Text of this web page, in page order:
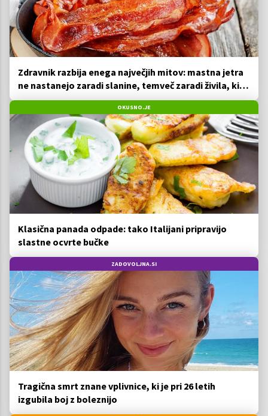
Zdravnik razbija enega največjih mitov: mastna jetra
ne nastanejo zaradi slanine, temveč zaradi živila, ki
ga imamo vsi radi
OKUSNO.JE
Klasična panada odpade: tako Italijani pripravijo
slastne ocvrte bučke
ZADOVOLJNA.SI
Tragična smrt znane vplivnice, ki je pri 26 letih
izgubila boj z boleznijo